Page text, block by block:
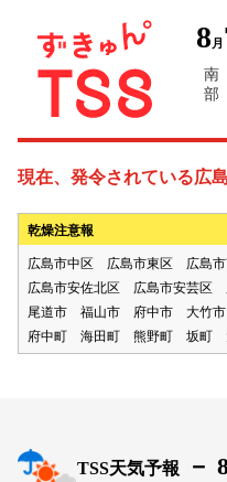
8 月
現在、発令されている広
乾燥注意報
広島市中区 広島市東区 広島
広島市安佐北区
広島市安芸区
尾道市
福山市 府中市 大竹市
府中町
海田町 熊野町 坂町
TSS天気予報 －